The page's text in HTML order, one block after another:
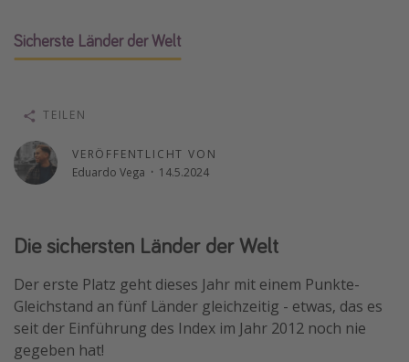
Wochenendtrip
Strandurlaub
Gruppenreisen
Hotels in Hamburg
Hotels am Achensee
Weitere Themen
Reise Journal
Familienurlaub in der Türkei
Sicherste Länder der Welt
VERÖFFENTLICHT VON
Eduardo Vega · 14.5.2024
TEILEN
Die sichersten Länder der Welt
Der erste Platz geht dieses Jahr mit einem Punkte-
Gleichstand an fünf Länder gleichzeitig - etwas, das es
seit der Einführung des Index im Jahr 2012 noch nie
gegeben hat!